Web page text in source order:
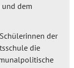
dem
der
die